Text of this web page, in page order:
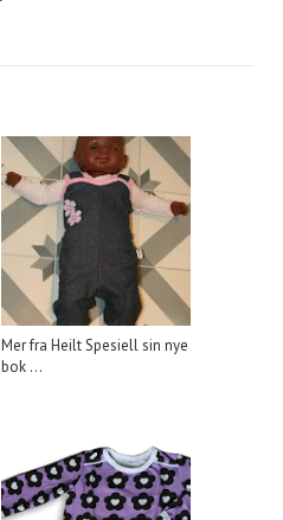
Mer fra Heilt Spesiell sin nye
bok ...